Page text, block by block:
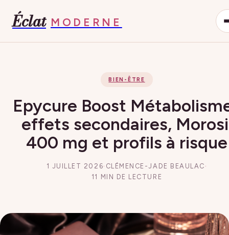
Éclat MODERNE
BIEN-ÊTRE
Epycure Boost
effets secondaires,
400 mg et profils à risque
1 JUILLET 2026· CLÉMENCE-JADE BEAULAC ·
11 MIN DE LECTURE